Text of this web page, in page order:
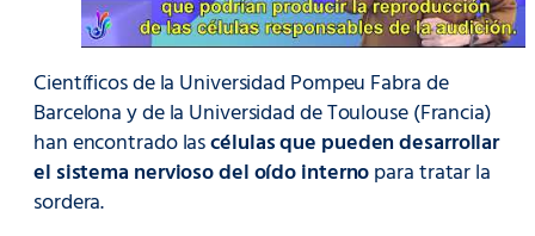
Científicos de la Universidad Pompeu Fabra de
Barcelona y de la Universidad de Toulouse (Francia)
han encontrado lascélulas que pueden desarrollar
el sistema nervioso del oído internopara tratar la
sordera.